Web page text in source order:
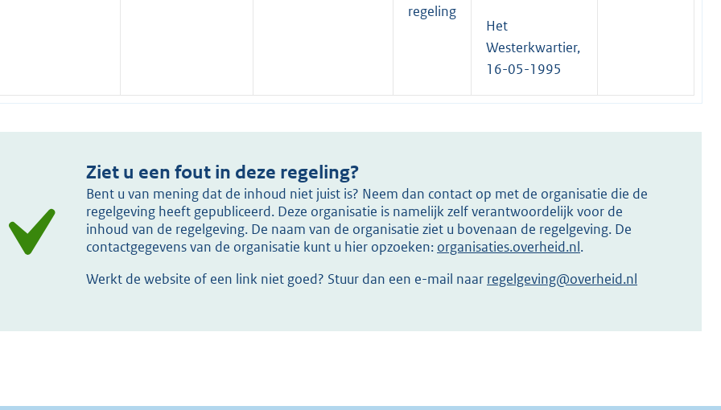
regeling
Het
Westerkwartier,
16-05-1995
Ziet u een fout in deze regeling?
Bent u van mening dat de inhoud niet juist is? Neem dan contact op met de organisatie die de
regelgeving heeft gepubliceerd. Deze organisatie is namelijk zelf verantwoordelijk voor de
inhoud van de regelgeving. De naam van de organisatie ziet u bovenaan de regelgeving. De
contactgegevens van de organisatie kunt u hier opzoeken: organisaties.overheid.nl.
Werkt de website of een link niet goed? Stuur dan een e-mail naar regelgeving@overheid.nl